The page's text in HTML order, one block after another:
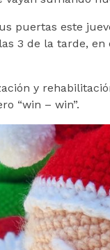
puertas este
3 de la tarde,
y
“win – win”.